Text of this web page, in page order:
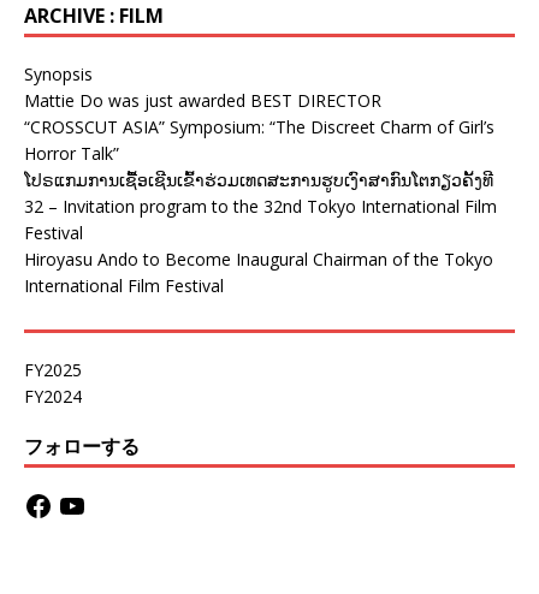
ARCHIVE : FILM
Synopsis
Mattie Do was just awarded BEST DIRECTOR
“CROSSCUT ASIA” Symposium: “The Discreet Charm of Girl’s
Horror Talk”
ໂປຣແກມການເຊື້ອເຊີນເຂົ້າຮ່ວມເທດສະການຮູບເງົາສາກົນໂຕກຽວຄັ້ງທີ
32 – Invitation program to the 32nd Tokyo International Film
Festival
Hiroyasu Ando to Become Inaugural Chairman of the Tokyo
International Film Festival
FY2025
FY2024
フォローする